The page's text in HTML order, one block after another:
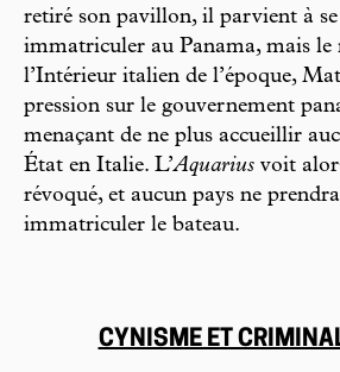
retiré son pavillon, il parvient à
immatriculer au Panama, mais le
l’Intérieur italien de l’époque,
pression sur le gouvernement
menaçant de ne plus accueillir
État en Italie. L’Aquarius voit
révoqué, et aucun pays ne
immatriculer le bateau.
CYNISME ET